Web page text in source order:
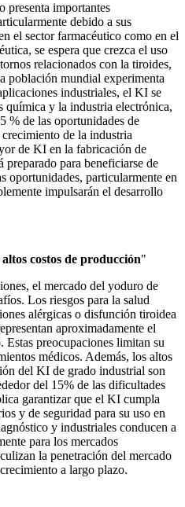
presenta importantes
debido a sus
el sector farmacéutico como en el
se espera que crezca el uso
relacionados con la tiroides,
población mundial experimenta
industriales, el KI se
química y la industria electrónica,
% de las oportunidades de
de la industria
de KI en la fabricación de
preparado para beneficiarse de
oportunidades, particularmente en
impulsarán el desarrollo
costos de producción"
el mercado del yoduro de
Los riesgos para la salud
alérgicas o disfunción tiroidea
aproximadamente el
Estas preocupaciones limitan su
médicos. Además, los altos
del KI de grado industrial son
del 15% de las dificultades
garantizar que el KI cumpla
y de seguridad para su uso en
y industriales conducen a
para los mercados
la penetración del mercado
a largo plazo.